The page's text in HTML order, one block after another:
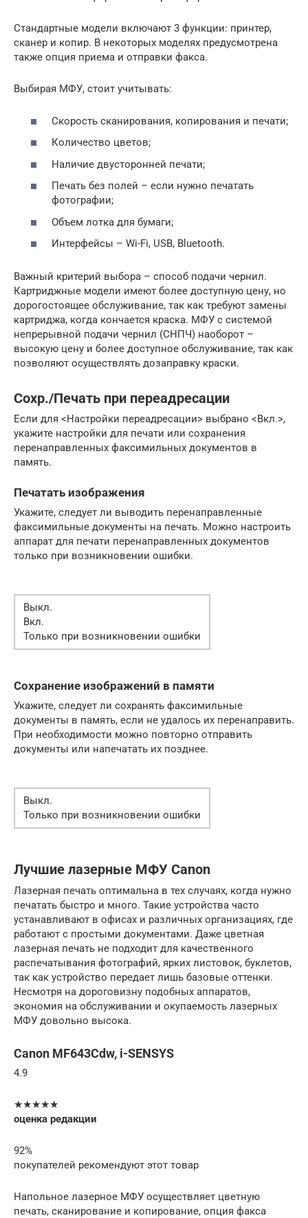
Стандартные модели включают 3 функции: принтер,
сканер и копир. В некоторых моделях предусмотрена
также опция приема и отправки факса.
Выбирая МФУ, стоит учитывать:
Скорость сканирования, копирования и печати;
Количество цветов;
Наличие двусторонней печати;
Печать без полей – если нужно печатать
фотографии;
Объем лотка для бумаги;
Интерфейсы – Wi-Fi, USB, Bluetooth.
Важный критерий выбора – способ подачи чернил.
Картриджные модели имеют более доступную цену, но
дорогостоящее обслуживание, так как требуют замены
картриджа, когда кончается краска. МФУ с системой
непрерывной подачи чернил (СНПЧ) наоборот –
высокую цену и более доступное обслуживание, так как
позволяют осуществлять дозаправку краски.
Сохр./Печать при переадресации
Если для <Настройки переадресации> выбрано <Вкл.>,
укажите настройки для печати или сохранения
перенаправленных факсимильных документов в
память.
Печатать изображения
Укажите, следует ли выводить перенаправленные
факсимильные документы на печать. Можно настроить
аппарат для печати перенаправленных документов
только при возникновении ошибки.
Выкл.
Вкл.
Только при возникновении ошибки
Сохранение изображений в памяти
Укажите, следует ли сохранять факсимильные
документы в память, если не удалось их перенаправить.
При необходимости можно повторно отправить
документы или напечатать их позднее.
Выкл.
Только при возникновении ошибки
Лучшие лазерные МФУ Canon
Лазерная печать оптимальна в тех случаях, когда нужно
печатать быстро и много. Такие устройства часто
устанавливают в офисах и различных организациях, где
работают с простыми документами. Даже цветная
лазерная печать не подходит для качественного
распечатывания фотографий, ярких листовок, буклетов,
так как устройство передает лишь базовые оттенки.
Несмотря на дороговизну подобных аппаратов,
экономия на обслуживании и окупаемость лазерных
МФУ довольно высока.
Canon MF643Cdw, i-SENSYS
4.9
★★★★★
оценка редакции
92%
покупателей рекомендуют этот товар
Напольное лазерное МФУ осуществляет цветную
печать, сканирование и копирование, опция факса